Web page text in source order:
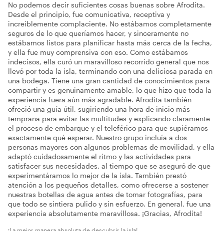
No podemos decir suficientes cosas buenas sobre Afrodita.
Desde el principio, fue comunicativa, receptiva y
increíblemente complaciente. No estábamos completamente
seguros de lo que queríamos hacer, y sinceramente no
estábamos listos para planificar hasta más cerca de la fecha,
y ella fue muy comprensiva con eso. Como estábamos
indecisos, ella curó un maravilloso recorrido general que nos
llevó por toda la isla, terminando con una deliciosa parada en
una bodega. Tiene una gran cantidad de conocimientos para
compartir y es genuinamente amable, lo que hizo que toda la
experiencia fuera aún más agradable. Afrodita también
ofreció una guía útil, sugiriendo una hora de inicio más
temprana para evitar las multitudes y explicando claramente
el proceso de embarque y el teleférico para que supiéramos
exactamente qué esperar. Nuestro grupo incluía a dos
personas mayores con algunos problemas de movilidad, y ella
adaptó cuidadosamente el ritmo y las actividades para
satisfacer sus necesidades, al tiempo que se aseguró de que
experimentáramos lo mejor de la isla. También prestó
atención a los pequeños detalles, como ofrecerse a sostener
nuestras botellas de agua antes de tomar fotografías, para
que todo se sintiera pulido y sin esfuerzo. En general, fue una
experiencia absolutamente maravillosa. ¡Gracias, Afrodita!